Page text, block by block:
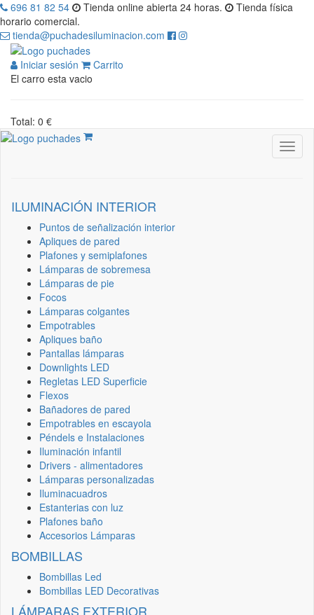
696 81 82 54 Tienda online abierta 24 horas.
Tienda física
horario comercial.
tienda@puchadesiluminacion.com
Iniciar sesión
Carrito
El carro esta vacio
Total: 0 €
ILUMINACIÓN INTERIOR
Puntos de señalización interior
Apliques de pared
Plafones y semiplafones
Lámparas de sobremesa
Lámparas de pie
Focos
Lámparas colgantes
Empotrables
Apliques baño
Pantallas lámparas
Downlights LED
Regletas LED Superficie
Flexos
Bañadores de pared
Empotrables en escayola
Péndels e Instalaciones
Iluminación infantil
Drivers - alimentadores
Lámparas personalizadas
Iluminacuadros
Estanterias con luz
Plafones baño
Accesorios Lámparas
BOMBILLAS
Bombillas Led
Bombillas LED Decorativas
LÁMPARAS EXTERIOR